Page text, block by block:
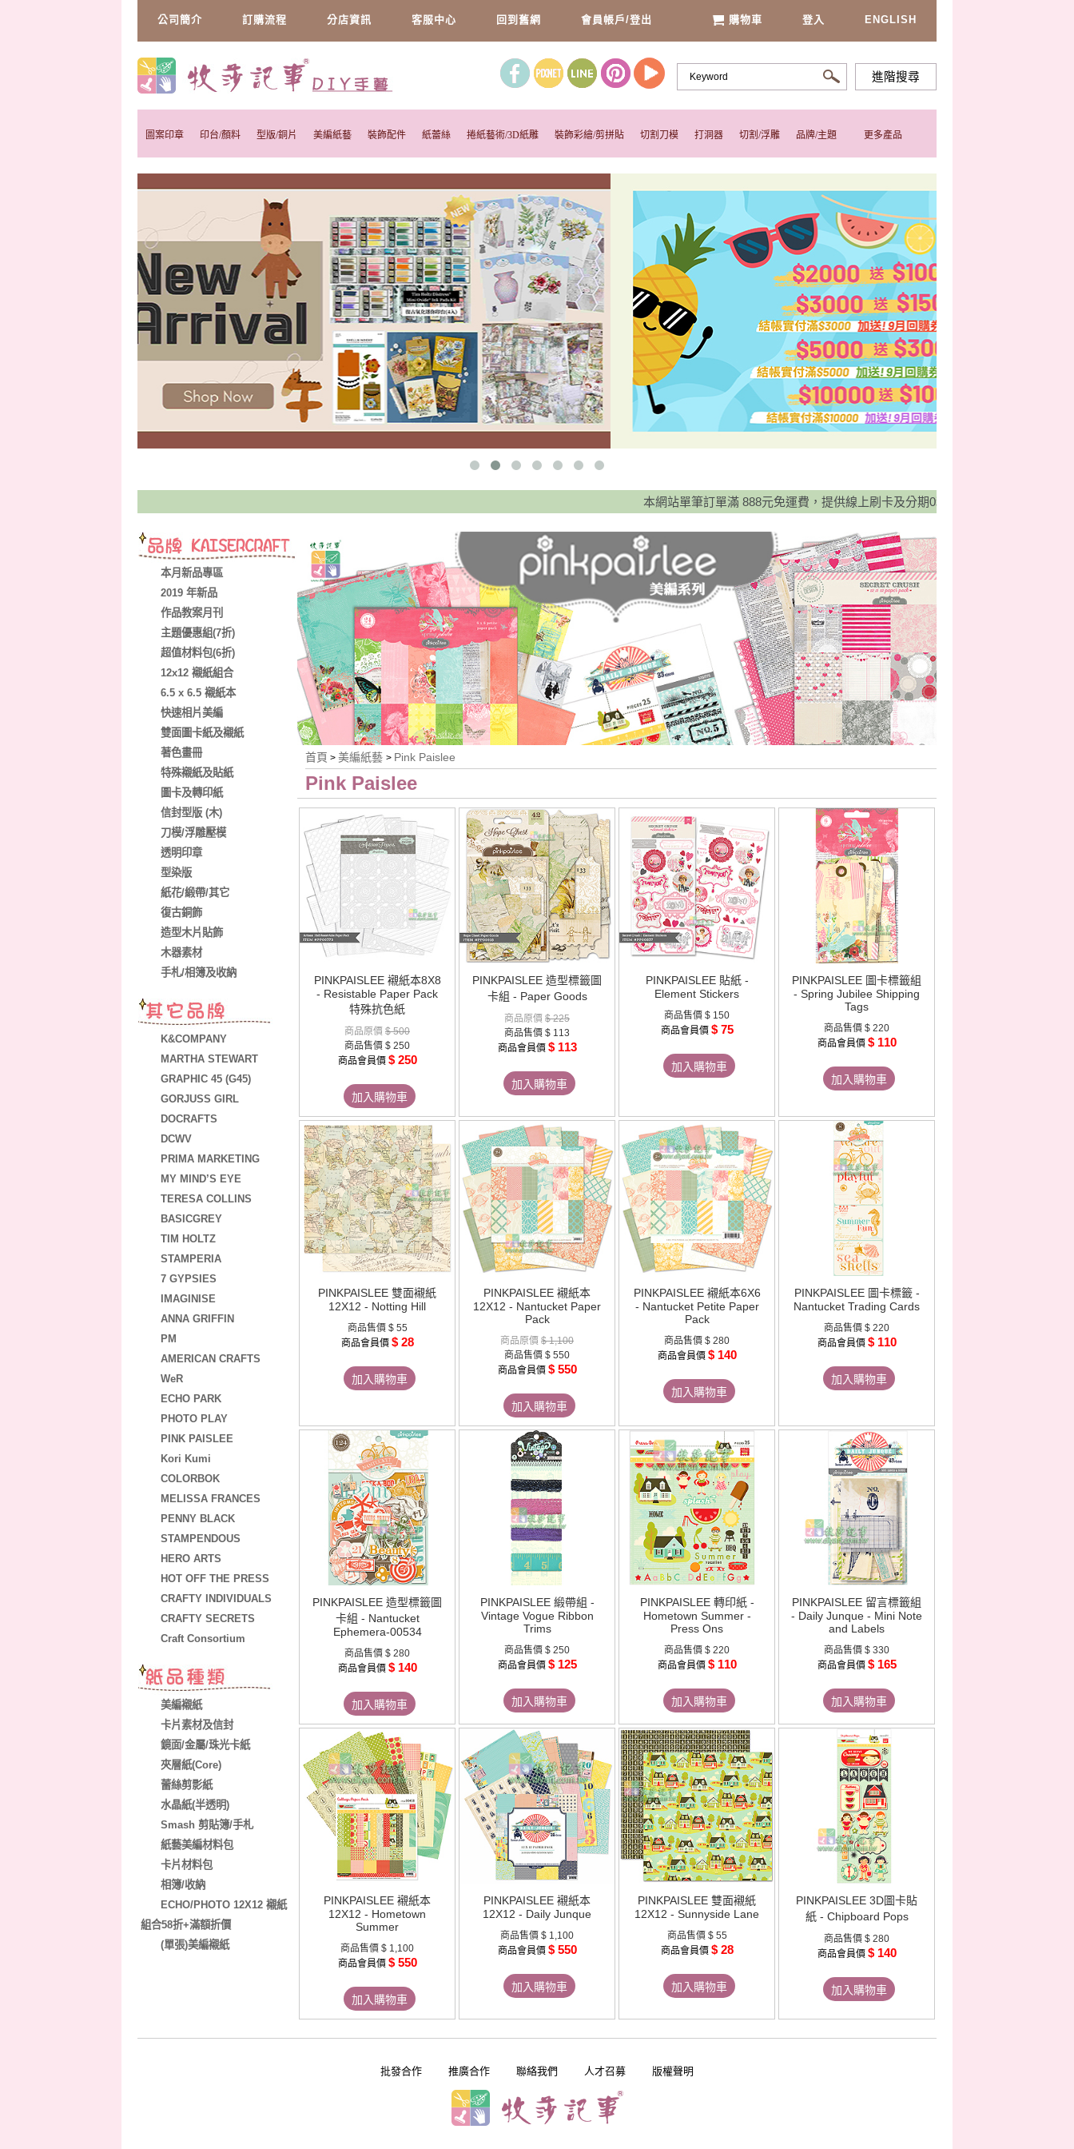
公司簡介 訂購流程 分店資訊 客服中心 回到舊網 會員帳戶/登出 購物車 登入 ENGLISH
進階搜尋
圖案印章 印台/顏料 型版/銅片 美編紙藝 裝飾配件 紙蕾絲 捲紙藝術/3D紙雕 裝飾彩繪/剪拼貼 切割刀模 打洞器 切割/浮雕 品牌/主題 更多產品
本網站單筆訂單滿 888元免運費，提供線上刷卡及分期0利率服務，並有宅配貨到付款方
本月新品專區
2019 年新品
作品教案月刊
主題優惠組(7折)
超值材料包(6折)
12x12 襯紙組合
6.5 x 6.5 襯紙本
快速相片美編
雙面圖卡紙及襯紙
著色畫冊
特殊襯紙及貼紙
圖卡及轉印紙
信封型版 (木)
刀模/浮雕壓模
透明印章
型染版
紙花/緞帶/其它
復古銅飾
造型木片貼飾
木器素材
手札/相簿及收納
K&COMPANY
MARTHA STEWART
GRAPHIC 45 (G45)
GORJUSS GIRL
DOCRAFTS
DCWV
PRIMA MARKETING
MY MIND’S EYE
TERESA COLLINS
BASICGREY
TIM HOLTZ
STAMPERIA
7 GYPSIES
IMAGINISE
ANNA GRIFFIN
PM
AMERICAN CRAFTS
WeR
ECHO PARK
PHOTO PLAY
PINK PAISLEE
Kori Kumi
COLORBOK
MELISSA FRANCES
PENNY BLACK
STAMPENDOUS
HERO ARTS
HOT OFF THE PRESS
CRAFTY INDIVIDUALS
CRAFTY SECRETS
Craft Consortium
美編襯紙
卡片素材及信封
鏡面/金屬/珠光卡紙
夾層紙(Core)
蕾絲剪影紙
水晶紙(半透明)
Smash 剪貼簿/手札
紙藝美編材料包
卡片材料包
相簿/收納
ECHO/PHOTO 12X12 襯紙
組合58折+滿額折價
(單張)美編襯紙
首頁 > 美編紙藝 > Pink Paislee
Pink Paislee
PINKPAISLEE 襯紙本8X8
- Resistable Paper Pack
特殊抗色紙
商品原價 $ 500
商品售價 $ 250
商品會員價 $ 250
加入購物車
PINKPAISLEE 造型標籤圖
卡組 - Paper Goods
商品原價 $ 225
商品售價 $ 113
商品會員價 $ 113
加入購物車
PINKPAISLEE 貼紙 -
Element Stickers
商品售價 $ 150
商品會員價 $ 75
加入購物車
PINKPAISLEE 圖卡標籤組
- Spring Jubilee Shipping
Tags
商品售價 $ 220
商品會員價 $ 110
加入購物車
PINKPAISLEE 雙面襯紙
12X12 - Notting Hill
商品售價 $ 55
商品會員價 $ 28
加入購物車
PINKPAISLEE 襯紙本
12X12 - Nantucket Paper
Pack
商品原價 $ 1,100
商品售價 $ 550
商品會員價 $ 550
加入購物車
PINKPAISLEE 襯紙本6X6
- Nantucket Petite Paper
Pack
商品售價 $ 280
商品會員價 $ 140
加入購物車
PINKPAISLEE 圖卡標籤 -
Nantucket Trading Cards
商品售價 $ 220
商品會員價 $ 110
加入購物車
PINKPAISLEE 造型標籤圖
卡組 - Nantucket
Ephemera-00534
商品售價 $ 280
商品會員價 $ 140
加入購物車
PINKPAISLEE 緞帶組 -
Vintage Vogue Ribbon
Trims
商品售價 $ 250
商品會員價 $ 125
加入購物車
PINKPAISLEE 轉印紙 -
Hometown Summer -
Press Ons
商品售價 $ 220
商品會員價 $ 110
加入購物車
PINKPAISLEE 留言標籤組
- Daily Junque - Mini Note
and Labels
商品售價 $ 330
商品會員價 $ 165
加入購物車
PINKPAISLEE 襯紙本
12X12 - Hometown
Summer
商品售價 $ 1,100
商品會員價 $ 550
加入購物車
PINKPAISLEE 襯紙本
12X12 - Daily Junque
商品售價 $ 1,100
商品會員價 $ 550
加入購物車
PINKPAISLEE 雙面襯紙
12X12 - Sunnyside Lane
商品售價 $ 55
商品會員價 $ 28
加入購物車
PINKPAISLEE 3D圖卡貼
紙 - Chipboard Pops
商品售價 $ 280
商品會員價 $ 140
加入購物車
批發合作 推廣合作 聯絡我們 人才召募 版權聲明